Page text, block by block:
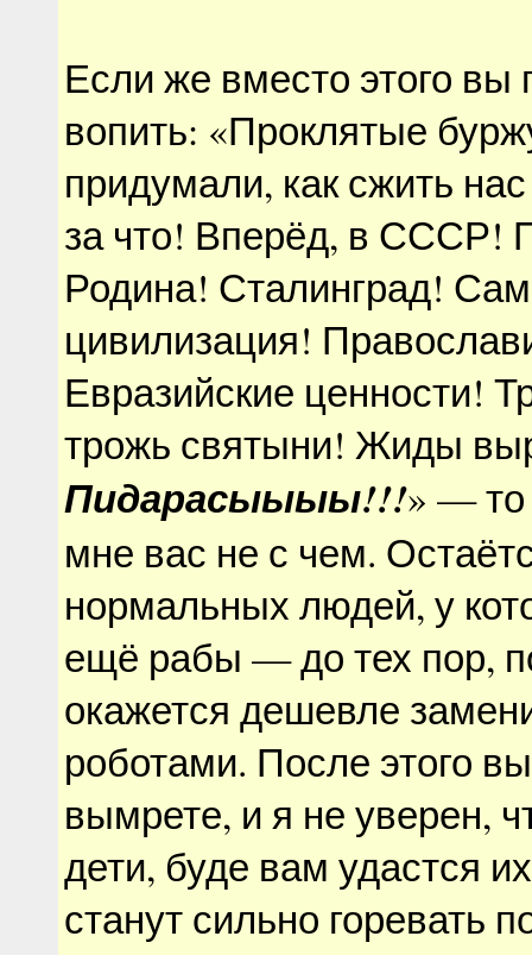
Если же вместо этого вы
вопить: «Проклятые
придумали, как сжить
за что! Вперёд, в СССР!
Родина! Сталинград!
цивилизация!
Евразийские ценности!
трожь святыни! Жиды
Пидарасыыыы!!!» — то
мне вас не с чем.
нормальных людей, у
ещё рабы — до тех пор,
окажется дешевле
роботами. После этого
вымрете, и я не уверен,
дети, буде вам удастся
станут сильно горевать